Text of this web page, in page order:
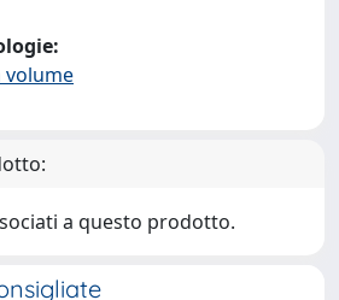
volume
a questo prodotto.